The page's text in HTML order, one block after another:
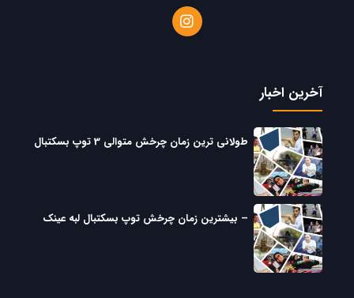
آخرین اخبار
طولانی ترین زمان چرخش متوالی 3 توپ بسکتبال
– بیشترین زمان چرخش توپ بسکتبال لبه عینک